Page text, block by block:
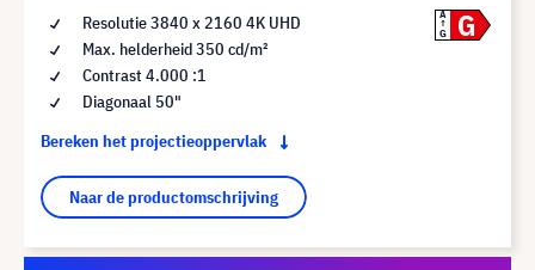
Resolutie 3840 x 2160 4K UHD
Max. helderheid 350 cd/m²
Contrast 4.000 :1
Diagonaal 50"
Bereken het projectieoppervlak
Naar de productomschrijving
A
G
G